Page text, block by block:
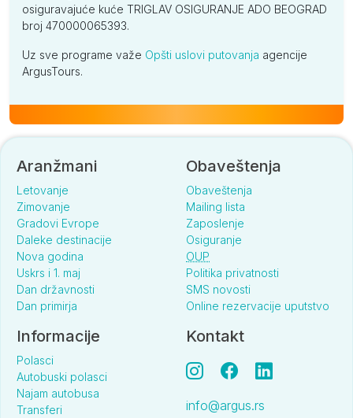
osiguravajuće kuće TRIGLAV OSIGURANJE ADO BEOGRAD
broj 470000065393.
Uz sve programe važe Opšti uslovi putovanja agencije
ArgusTours.
Aranžmani
Letovanje
Zimovanje
Gradovi Evrope
Daleke destinacije
Nova godina
Uskrs i 1. maj
Dan državnosti
Dan primirja
Obaveštenja
Obaveštenja
Mailing lista
Zaposlenje
Osiguranje
OUP
Politika privatnosti
SMS novosti
Online rezervacije uputstvo
Informacije
Polasci
Autobuski polasci
Najam autobusa
Transferi
Kontakt
info@argus.rs